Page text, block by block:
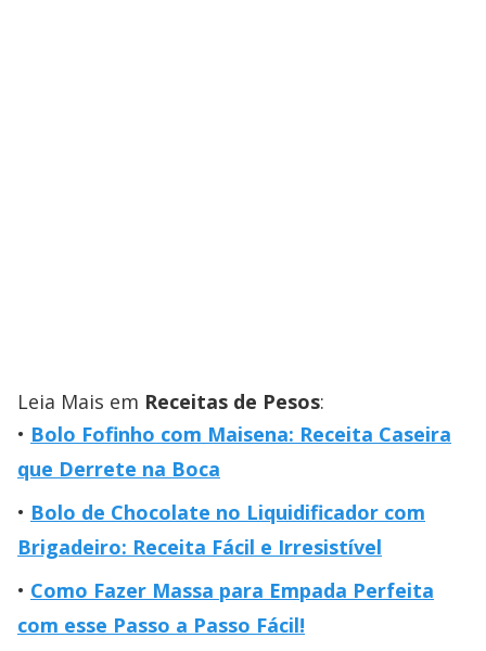
Leia Mais em Receitas de Pesos:
Bolo Fofinho com Maisena: Receita Caseira
que Derrete na Boca
Bolo de Chocolate no Liquidificador com
Brigadeiro: Receita Fácil e Irresistível
Como Fazer Massa para Empada Perfeita
com esse Passo a Passo Fácil!